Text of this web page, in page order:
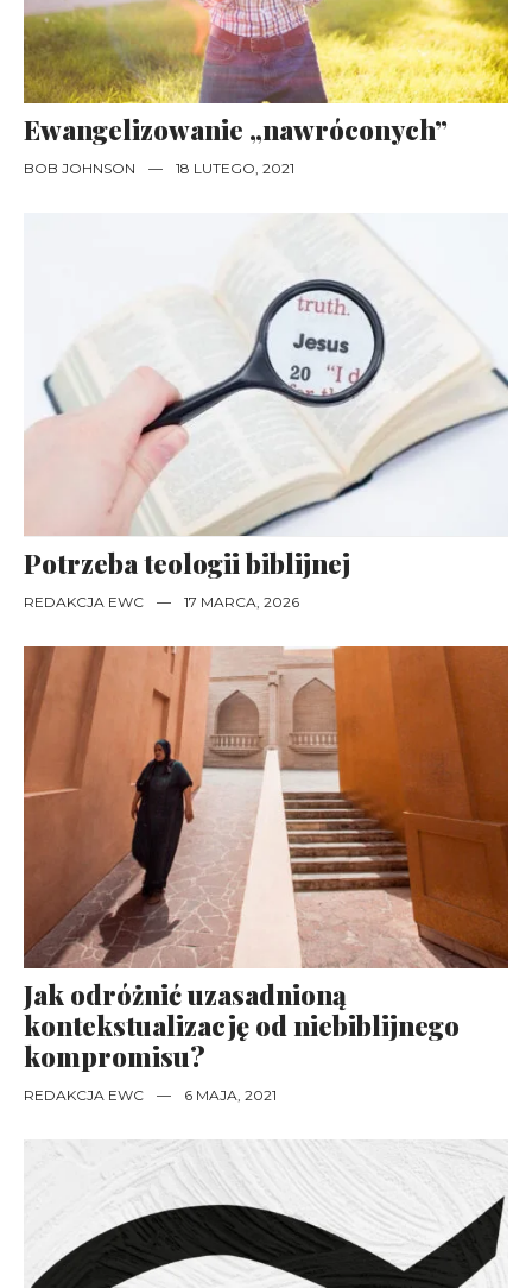
Ewangelizowanie „nawróconych”
BOB JOHNSON — 18 LUTEGO, 2021
Potrzeba teologii biblijnej
REDAKCJA EWC — 17 MARCA, 2026
Jak odróżnić uzasadnioną
kontekstualizację od niebiblijnego
kompromisu?
REDAKCJA EWC — 6 MAJA, 2021